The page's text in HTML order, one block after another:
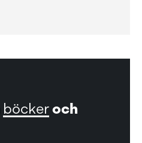
böckeroch